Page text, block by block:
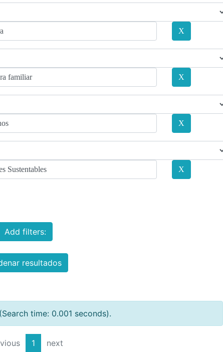
Add filters:
resultados
time: 0.001 seconds).
1 next